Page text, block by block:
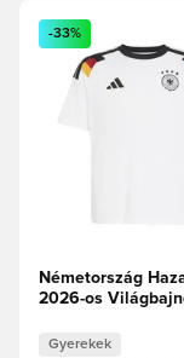
Megnyit egy
-33%
Németország
2026-os
Gyerekek